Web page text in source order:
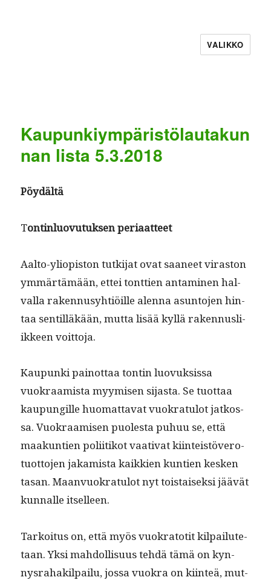
VALIKKO
Kaupunkiympäristölautakun
nan lista 5.3.2018
Pöy­dältä
Tontin­lu­ovu­tuk­sen periaatteet
Aal­to-yliopis­ton tutk­i­jat ovat saa­neet viras­ton
ymmärtämään, ettei tont­tien anta­mi­nen hal­
val­la raken­nusy­htiöille alen­na asun­to­jen hin­
taa sen­til­läkään, mut­ta lisää kyl­lä raken­nus­li­
ik­keen voittoja.
Kaupun­ki pain­ot­taa ton­tin luovuk­sis­sa
vuokraamista myymisen sijas­ta. Se tuot­taa
kaupungille huo­mat­ta­vat vuokrat­u­lot jatkos­
sa. Vuokraamisen puoles­ta puhuu se, että
maakun­tien poli­itikot vaa­ti­vat kiin­teistövero­
tuot­to­jen jakamista kaikkien kun­tien kesken
tasan. Maan­vuokrat­u­lot nyt tois­taisek­si jäävät
kun­nalle itselleen.
Tarkoi­tus on, että myös vuokra­totit kil­pailute­
taan. Yksi mah­dol­lisu­us tehdä tämä on kyn­
nys­ra­hak­il­pailu, jos­sa vuokra on kiin­teä, mut­